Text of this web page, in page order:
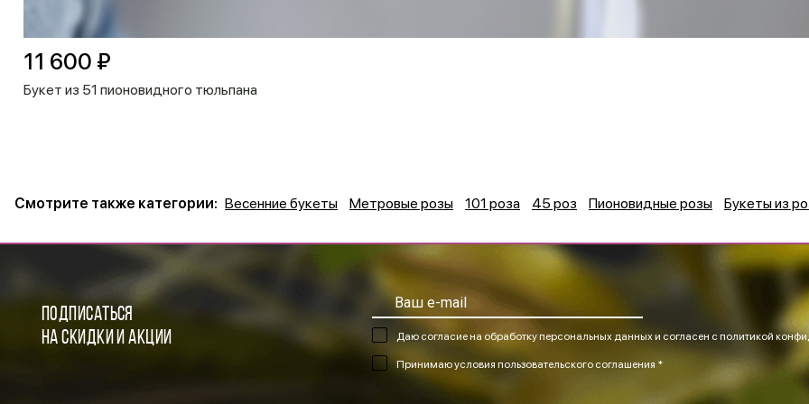
Букет из 51 пионовидного тюльпана
11 600 ₽
Смотрите также категории: Весенние букеты Метровые розы 101 роза 45 роз Пионовидные розы Букеты из
ПОДПИСАТЬСЯ
НА СКИДКИ И АКЦИИ
Даю согласие на обработку персональных данных и согласен с политикой
Принимаюусловия пользовательского соглашения *